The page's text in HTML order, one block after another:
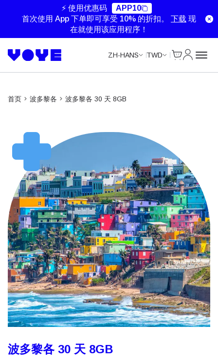
⚡ 使用优惠码
APP10
首次使用 App 下单即可享受 10% 的折扣。 下载 现
在就使用该应用程序！
ZH-HANS TWD
首页 波多黎各 波多黎各 30 天 8GB
波多黎各 30 天 8GB